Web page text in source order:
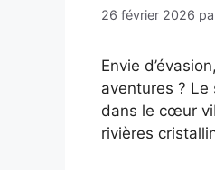
26 février 2026
Envie
aventures ? Le
dans le cœur
rivières